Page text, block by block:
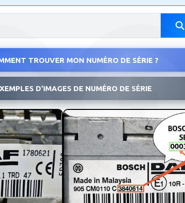
TROUVER MON NUMÉRO DE SÉRIE ?
D'IMAGES DE NUMÉRO DE SÉRIE